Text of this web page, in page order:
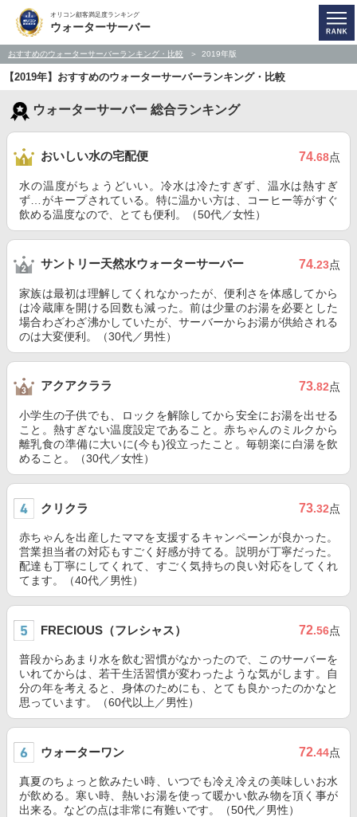
オリコン顧客満足度ランキング
ウォーターサーバー
おすすめのウォーターサーバーランキング・比較 2019年版
【2019年】おすすめのウォーターサーバーランキング・比較
ウォーターサーバー 総合ランキング
おいしい水の宅配便 74.68点
水の温度がちょうどいい。冷水は冷たすぎず、温水は熱すぎ
ず…がキープされている。特に温かい方は、コーヒー等がすぐ
飲める温度なので、とても便利。（50代／女性）
サントリー天然水ウォーターサーバー 74.23点
家族は最初は理解してくれなかったが、便利さを体感してから
は冷蔵庫を開ける回数も減った。前は少量のお湯を必要とした
場合わざわざ沸かしていたが、サーバーからお湯が供給される
のは大変便利。（30代／男性）
アクアクララ 73.82点
小学生の子供でも、ロックを解除してから安全にお湯を出せる
こと。熱すぎない温度設定であること。赤ちゃんのミルクから
離乳食の準備に大いに(今も)役立ったこと。毎朝楽に白湯を飲
めること。（30代／女性）
クリクラ 73.32点
赤ちゃんを出産したママを支援するキャンペーンが良かった。
営業担当者の対応もすごく好感が持てる。説明が丁寧だった。
配達も丁寧にしてくれて、すごく気持ちの良い対応をしてくれ
てます。（40代／男性）
FRECIOUS（フレシャス） 72.56点
普段からあまり水を飲む習慣がなかったので、このサーバーを
いれてからは、若干生活習慣が変わったような気がします。自
分の年を考えると、身体のためにも、とても良かったのかなと
思っています。（60代以上／男性）
ウォーターワン 72.44点
真夏のちょっと飲みたい時、いつでも冷え冷えの美味しいお水
が飲める。寒い時、熱いお湯を使って暖かい飲み物を頂く事が
出来る。などの点は非常に有難いです。（50代／男性）